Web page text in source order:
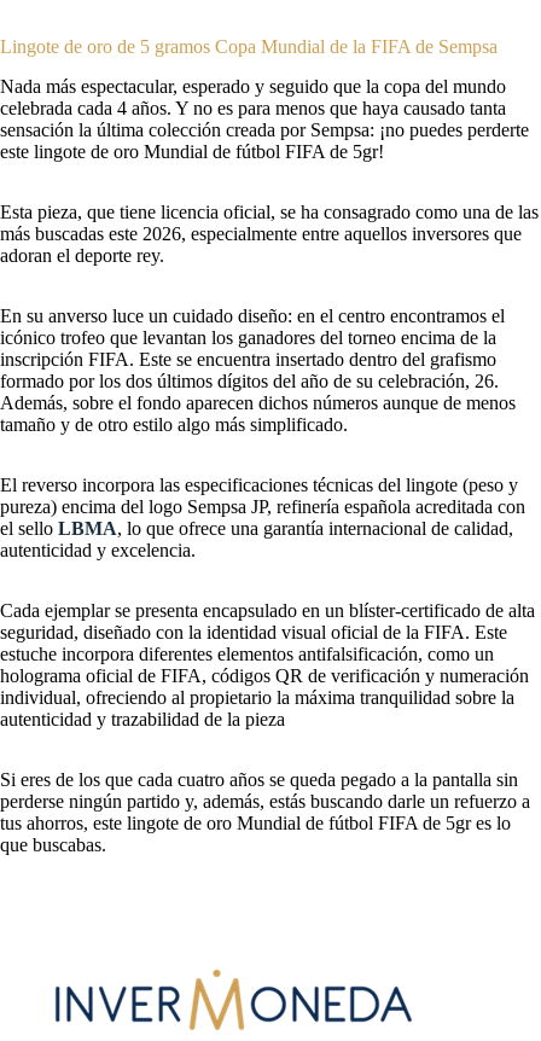
Lingote de oro de 5 gramos Copa Mundial de la FIFA de Sempsa
Nada más espectacular, esperado y seguido que la copa del mundo
celebrada cada 4 años. Y no es para menos que haya causado tanta
sensación la última colección creada por Sempsa: ¡no puedes perderte
este lingote de oro Mundial de fútbol FIFA de 5gr!
Esta pieza, que tiene licencia oficial, se ha consagrado como una de las
más buscadas este 2026, especialmente entre aquellos inversores que
adoran el deporte rey.
En su anverso luce un cuidado diseño: en el centro encontramos el
icónico trofeo que levantan los ganadores del torneo encima de la
inscripción FIFA. Este se encuentra insertado dentro del grafismo
formado por los dos últimos dígitos del año de su celebración, 26.
Además, sobre el fondo aparecen dichos números aunque de menos
tamaño y de otro estilo algo más simplificado.
El reverso incorpora las especificaciones técnicas del lingote (peso y
pureza) encima del logo Sempsa JP, refinería española acreditada con
el sello LBMA, lo que ofrece una garantía internacional de calidad,
autenticidad y excelencia.
Cada ejemplar se presenta encapsulado en un blíster-certificado de alta
seguridad, diseñado con la identidad visual oficial de la FIFA. Este
estuche incorpora diferentes elementos antifalsificación, como un
holograma oficial de FIFA, códigos QR de verificación y numeración
individual, ofreciendo al propietario la máxima tranquilidad sobre la
autenticidad y trazabilidad de la pieza
Si eres de los que cada cuatro años se queda pegado a la pantalla sin
perderse ningún partido y, además, estás buscando darle un refuerzo a
tus ahorros, este lingote de oro Mundial de fútbol FIFA de 5gr es lo
que buscabas.